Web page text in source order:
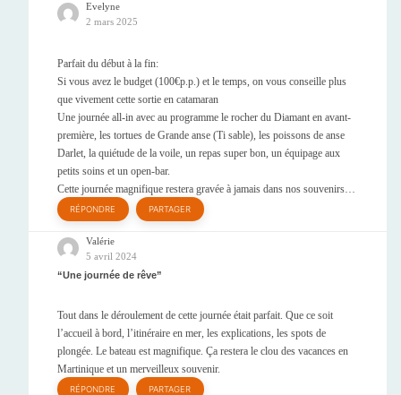
Evelyne
2 mars 2025
Parfait du début à la fin:
Si vous avez le budget (100€p.p.) et le temps, on vous conseille plus
que vivement cette sortie en catamaran
Une journée all-in avec au programme le rocher du Diamant en avant-
première, les tortues de Grande anse (Ti sable), les poissons de anse
Darlet, la quiétude de la voile, un repas super bon, un équipage aux
petits soins et un open-bar.
Cette journée magnifique restera gravée à jamais dans nos souvenirs…
RÉPONDRE PARTAGER
Valérie
5 avril 2024
Une journée de rêve
Tout dans le déroulement de cette journée était parfait. Que ce soit
l’accueil à bord, l’itinéraire en mer, les explications, les spots de
plongée. Le bateau est magnifique. Ça restera le clou des vacances en
Martinique et un merveilleux souvenir.
RÉPONDRE PARTAGER